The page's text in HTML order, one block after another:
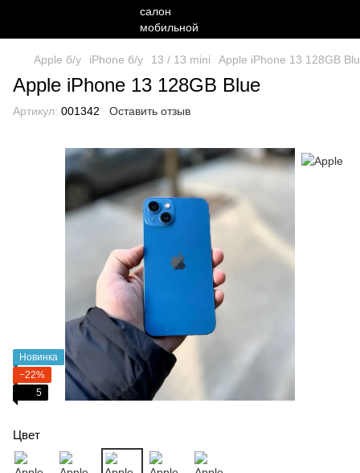
Apple б/у iPhone б/у 13 / 13 mini Apple iPhone 13 128GB
Apple iPhone 13 128GB Blue
Артикул: 001342 Оставить отзыв
Новинка
−22%
5
Цвет